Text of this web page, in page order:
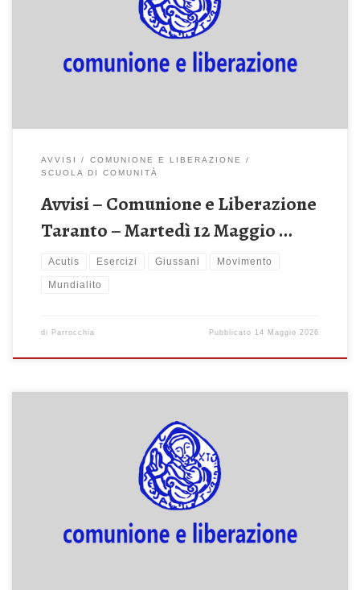
cristiana, secondo volume del PerCorso LIBRO DEL MESE Libro
del mese di aprile e maggio: L’opera del movimento. La Fraternità
di Comunione e Liberazione, di Luigi Giussani (Editrice Nuovo
Mondo), […]
AVVISI
COMUNIONE E LIBERAZIONE
SCUOLA DI COMUNITÀ
Avvisi – Comunione e Liberazione
Taranto – Martedì 12 Maggio …
Acutis Esercizi Giussani Movimento
Mundialito
di Parrocchia Pubblicato 14 Maggio 2026
INCONTRO CLE “TUTELA MINORI” Mercoledì 6 maggio ore 21.00,
presso il Teatro dell’Istituto Sacro Cuore, via Rombon 78, Milano,
ci sarà il secondo incontro Tutela minori dal titolo: “La pienezza
dell’amore. Dalla maturità affettiva alla generatività”. Interverrà,
insieme alla dott.ssa Mariolina Ceriotti Migliarese, la dott.ssa
Eugenia Scabini, professore Emerito di […]